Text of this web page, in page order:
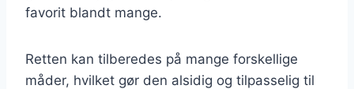
favorit blandt mange.
Retten kan tilberedes på mange forskellige
måder, hvilket gør den alsidig og tilpasselig til